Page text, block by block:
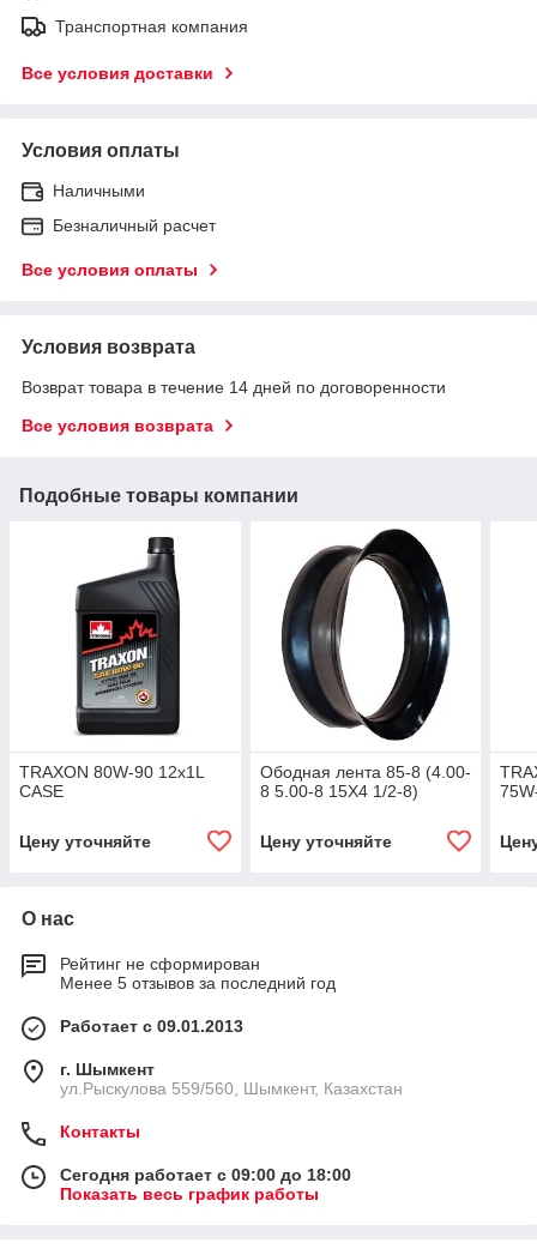
Транспортная компания
Все условия доставки
Условия оплаты
Наличными
Безналичный расчет
Все условия оплаты
Условия возврата
Возврат товара в течение 14 дней по договоренности
Все условия возврата
Подобные товары компании
TRAXON 80W-90 12x1L
CASE
Цену уточняйте
Ободная лента 85-8 (4.00-
8 5.00-8 15X4 1/2-8)
Цену уточняйте
О нас
Рейтинг не сформирован
Менее 5 отзывов за последний год
Работает с 09.01.2013
г. Шымкент
ул.Рыскулова 559/560, Шымкент, Казахстан
Контакты
Сегодня работает с 09:00 до 18:00
Показать весь график работы